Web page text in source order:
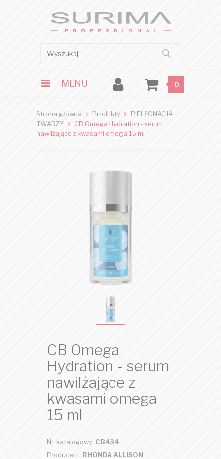
MENU 0
Strona główna Produkty
PIELĘGNACJA
TWARZY
CB Omega Hydration - serum
nawilżające z kwasami omega 15 ml
CB Omega
Hydration - serum
nawilżające z
kwasami omega
15 ml
Nr. katalogowy: CB434
Producent: RHONDA ALLISON